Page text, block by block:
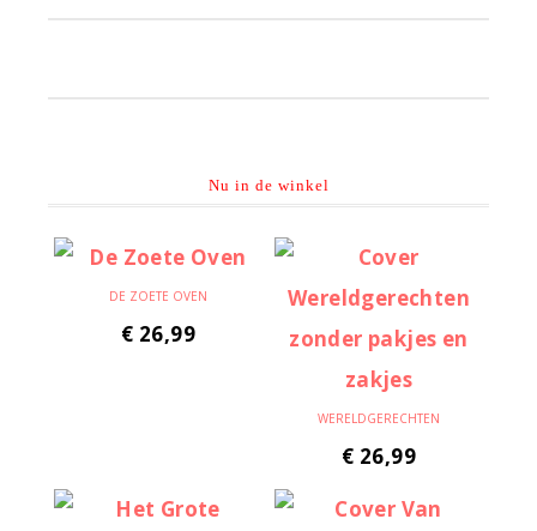
Nu in de winkel
DE ZOETE OVEN
€ 26,99
WERELDGERECHTEN
€ 26,99